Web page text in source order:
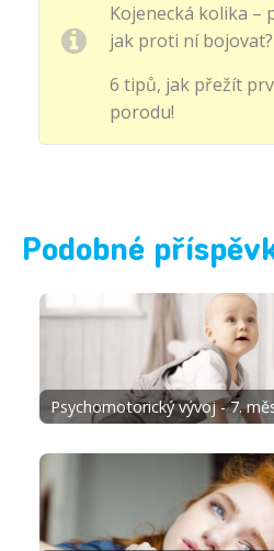
Kojenecká kolika –
jak proti ní bojovat?
6 tipů, jak přežít
porodu!
Podobné
Psychomotorický vývoj - 7.